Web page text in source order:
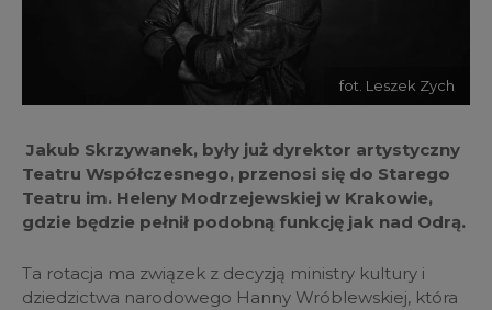
fot. Leszek Zych
Jakub Skrzywanek, były już dyrektor artystyczny
Teatru Współczesnego, przenosi się do Starego
Teatru im. Heleny Modrzejewskiej w Krakowie,
gdzie będzie pełnił podobną funkcję jak nad Odrą.
Ta rotacja ma związek z decyzją ministry kultury i
dziedzictwa narodowego Hanny Wróblewskiej, która